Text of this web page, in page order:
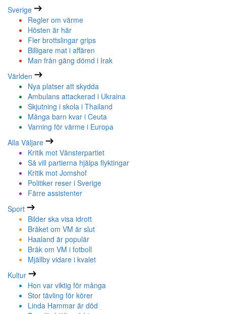
Sverige
Regler om värme
Hösten är här
Fler brottslingar grips
Billigare mat i affären
Man från gäng dömd i Irak
Världen
Nya platser att skydda
Ambulans attackerad i Ukraina
Skjutning i skola i Thailand
Många barn kvar i Ceuta
Varning för värme i Europa
Alla Väljare
Kritik mot Vänsterpartiet
Så vill partierna hjälpa flyktingar
Kritik mot Jomshof
Politiker reser i Sverige
Färre assistenter
Sport
Bilder ska visa idrott
Bråket om VM är slut
Haaland är populär
Bråk om VM i fotboll
Mjällby vidare i kvalet
Kultur
Hon var viktig för många
Stor tävling för körer
Linda Hammar är död